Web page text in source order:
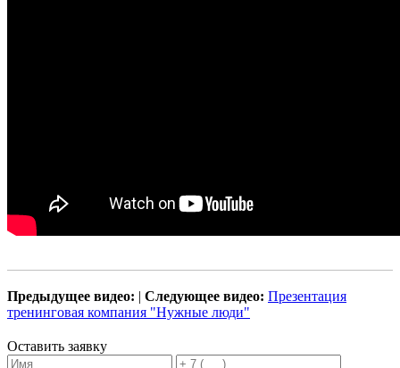
Предыдущее видео: | Следующее видео: Презентация
тренинговая компания "Нужные люди"
Оставить заявку